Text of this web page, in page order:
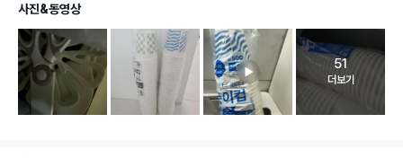
사진&동영상
고객 리뷰
51
더보기